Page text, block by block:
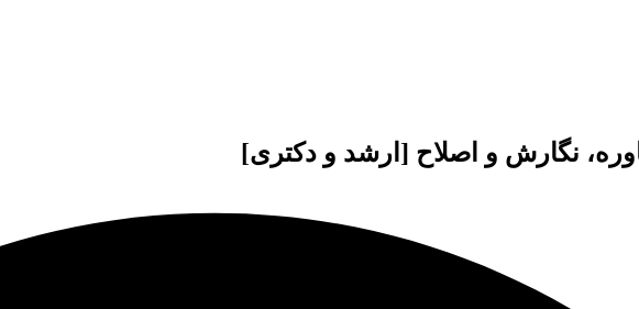
نگارش و اصلاح [ارشد و دکتری]